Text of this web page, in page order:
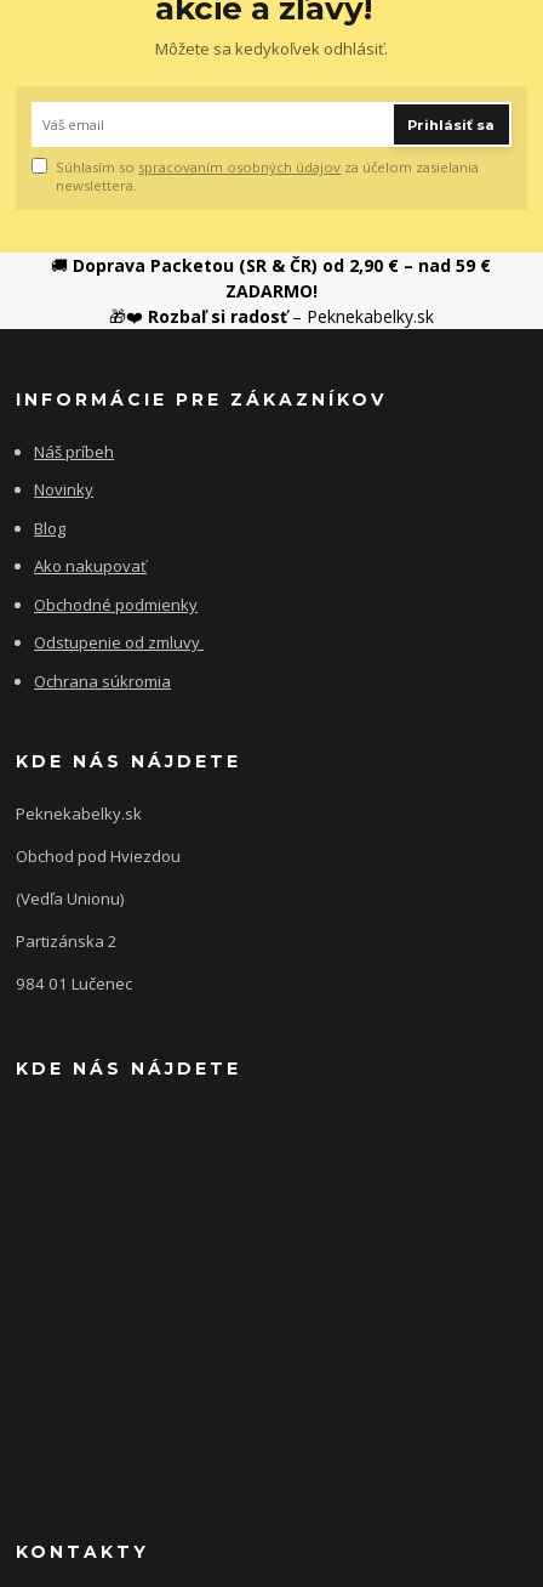
akcie a zľavy!
Môžete sa kedykoľvek odhlásiť.
Prihlásiť sa
Súhlasím so spracovaním osobných údajov za účelom zasielania
newslettera.
🚚 Doprava Packetou (SR & ČR) od 2,90 € – nad 59 €
ZADARMO!
🎁❤️ Rozbaľ si radosť– Peknekabelky.sk
INFORMÁCIE PRE ZÁKAZNÍKOV
Náš príbeh
Novinky
Blog
Ako nakupovať
Obchodné podmienky
Odstupenie od zmluvy
Ochrana súkromia
KDE NÁS NÁJDETE
Peknekabelky.sk
Obchod pod Hviezdou
(Vedľa Unionu)
Partizánska 2
984 01 Lučenec
KDE NÁS NÁJDETE
KONTAKTY